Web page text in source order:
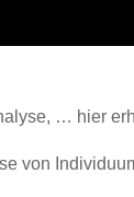
… hier
von